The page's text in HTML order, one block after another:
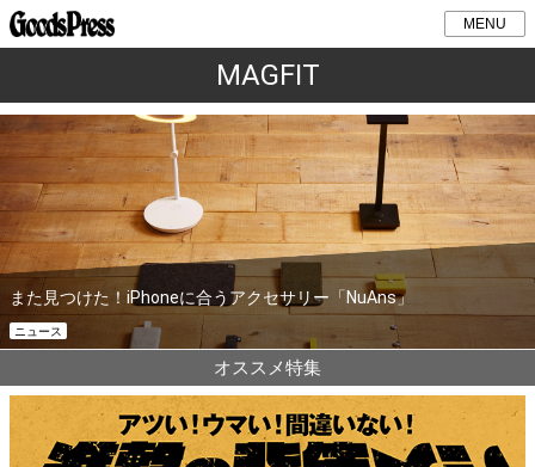
MENU
MAGFIT
また見つけた！iPhoneに合うアクセサリー「NuAns」
ニュース
オススメ特集